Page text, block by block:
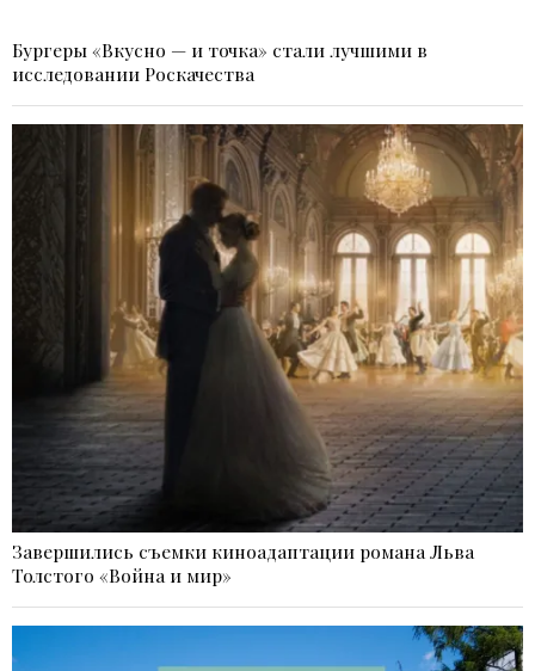
Бургеры «Вкусно — и точка» стали лучшими в
исследовании Роскачества
Завершились съемки киноадаптации романа Льва
Толстого «Война и мир»